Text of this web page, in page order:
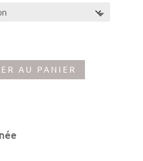
est :
19,60€.
AU PANIER